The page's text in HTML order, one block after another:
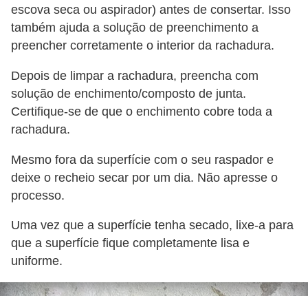
escova seca ou aspirador) antes de consertar. Isso
também ajuda a solução de preenchimento a
preencher corretamente o interior da rachadura.
Depois de limpar a rachadura, preencha com
solução de enchimento/composto de junta.
Certifique-se de que o enchimento cobre toda a
rachadura.
Mesmo fora da superfície com o seu raspador e
deixe o recheio secar por um dia. Não apresse o
processo.
Uma vez que a superfície tenha secado, lixe-a para
que a superfície fique completamente lisa e
uniforme.